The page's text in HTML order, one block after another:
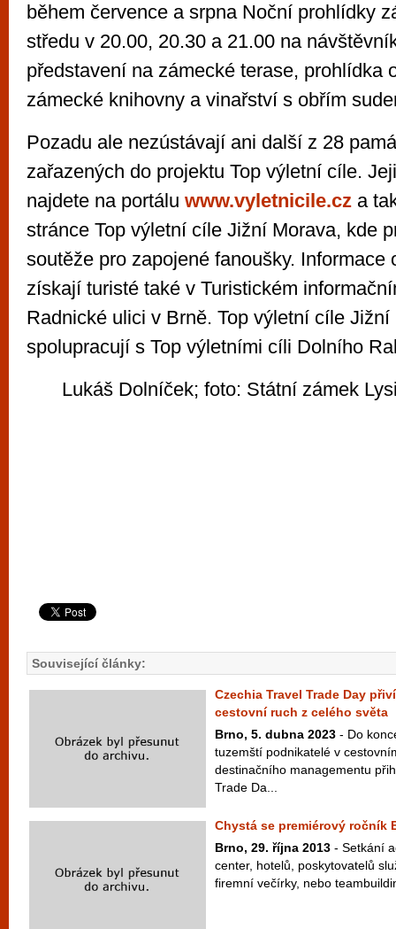
během července a srpna Noční prohlídky
středu v 20.00, 20.30 a 21.00 na
představení na zámecké terase, prohlídka
zámecké knihovny a vinařství s obřím
Pozadu ale nezústávají ani další z 28
zařazených do projektu Top výletní cíle.
najdete na portálu www.vyletnicile.cz a
stránce Top výletní cíle Jižní Morava, kde
soutěže pro zapojené fanoušky. Informace
získají turisté také v Turistickém
Radnické ulici v Brně. Top výletní cíle Jižní
spolupracují s Top výletními cíli Dolního
Lukáš Dolníček; foto: Státní zámek
Související články:
Czechia Travel Trade Day
cestovní ruch z celého světa
Brno, 5. dubna 2023 - Do
tuzemští podnikatelé v
destinačního managementu
Trade Da...
Chystá se premiérový ročník
Brno, 29. října 2013 - Setkání
center, hotelů, poskytovatelů
firemní večírky, nebo